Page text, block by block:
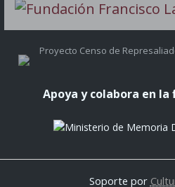
Proyecto Censo de
Apoya y colabora en la
Soporte por